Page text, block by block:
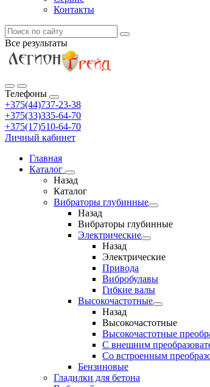
Контакты
Все результаты
Телефоны
+375(44)737-23-38
+375(33)335-64-70
+375(17)510-64-70
Личный кабинет
Главная
Каталог
Назад
Каталог
Вибраторы глубинные
Назад
Вибраторы глубинные
Электрические
Назад
Электрические
Привода
Вибробулавы
Гибкие валы
Высокочастотные
Назад
Высокочастотные
Высокочастотные
С внешним
Cо встроенным
Бензиновые
Гладилки для бетона